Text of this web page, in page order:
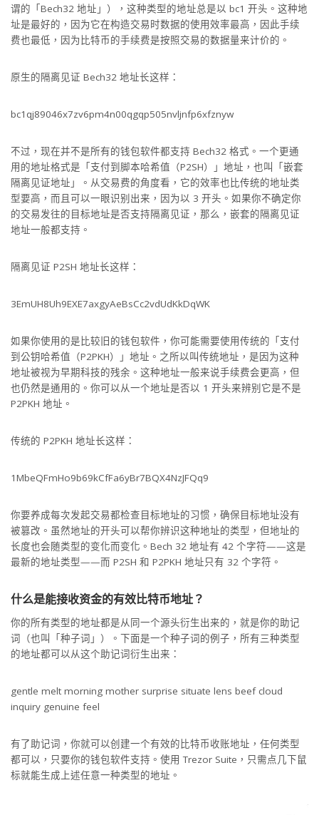
谓的「Bech32 地址」），这种类型的地址总是以 bc1 开头。这种地
址是最好的，因为它在构造交易时数据的使用效率最高，因此手续
费也最低，因为比特币的手续费是按照交易的数据量来计价的。
原生的隔离见证 Bech32 地址长这样：
bc1qj89046x7zv6pm4n00qgqp505nvljnfp6xfznyw
不过，现在并不是所有的钱包软件都支持 Bech32 格式。一个更通
用的地址格式是「支付到脚本哈希值（P2SH）」地址，也叫「嵌套
隔离见证地址」。从交易费的角度看，它的效率也比传统的地址类
型要高，而且可以一眼识别出来，因为以 3 开头。如果你不确定你
的交易发往的目标地址是否支持隔离见证，那么，嵌套的隔离见证
地址一般都支持。
隔离见证 P2SH 地址长这样：
3EmUH8Uh9EXE7axgyAeBsCc2vdUdKkDqWK
如果你使用的是比较旧的钱包软件，你可能需要使用传统的「支付
到公钥哈希值（P2PKH）」地址。之所以叫传统地址，是因为这种
地址被视为早期科技的残余。这种地址一般来说手续费会更高，但
也仍然是通用的。你可以从一个地址是否以 1 开头来辨别它是不是
P2PKH 地址。
传统的 P2PKH 地址长这样：
1MbeQFmHo9b69kCfFa6yBr7BQX4NzJFQq9
你要养成每次发起交易都检查目标地址的习惯，确保目标地址没有
被篡改。虽然地址的开头可以帮你辨识这种地址的类型，但地址的
长度也会随类型的变化而变化。Bech 32 地址有 42 个字符——这是
最新的地址类型——而 P2SH 和 P2PKH 地址只有 32 个字符。
什么是能接收资金的有效比特币地址？
你的所有类型的地址都是从同一个源头衍生出来的，就是你的助记
词（也叫「种子词」）。下面是一个种子词的例子，所有三种类型
的地址都可以从这个助记词衍生出来：
gentle melt morning mother surprise situate lens beef cloud
inquiry genuine feel
有了助记词，你就可以创建一个有效的比特币收账地址，任何类型
都可以，只要你的钱包软件支持。使用 Trezor Suite，只需点几下鼠
标就能生成上述任意一种类型的地址。